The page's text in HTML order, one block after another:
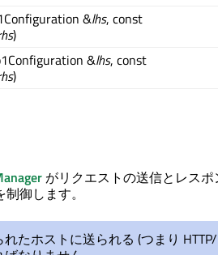
&lhs, const
)
&lhs, const
)
がリクエストの送信とレスポ
御します。
たホストに送られる (つまり